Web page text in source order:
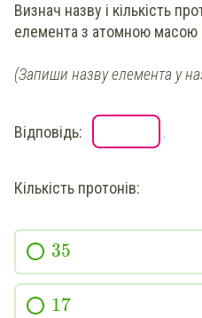
Визнач назву і кількість
елемента з атомною масою
(Запиши назву елемента у
Відповідь:
Кількість протонів:
35
17